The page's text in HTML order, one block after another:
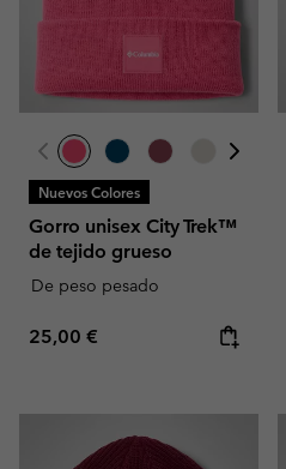
Nuevos Colores
Gorro unisex City Trek™
de tejido grueso
De peso pesado
Regular price:
25,00 €